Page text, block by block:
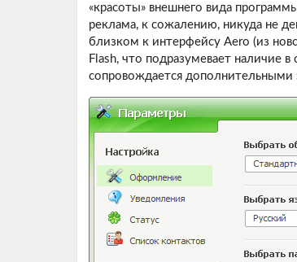
«красоты» внешнего вида
реклама, к сожалению, никуда не
близком к интерфейсу Aero (из
Flash, что подразумевает наличие
сопровождается